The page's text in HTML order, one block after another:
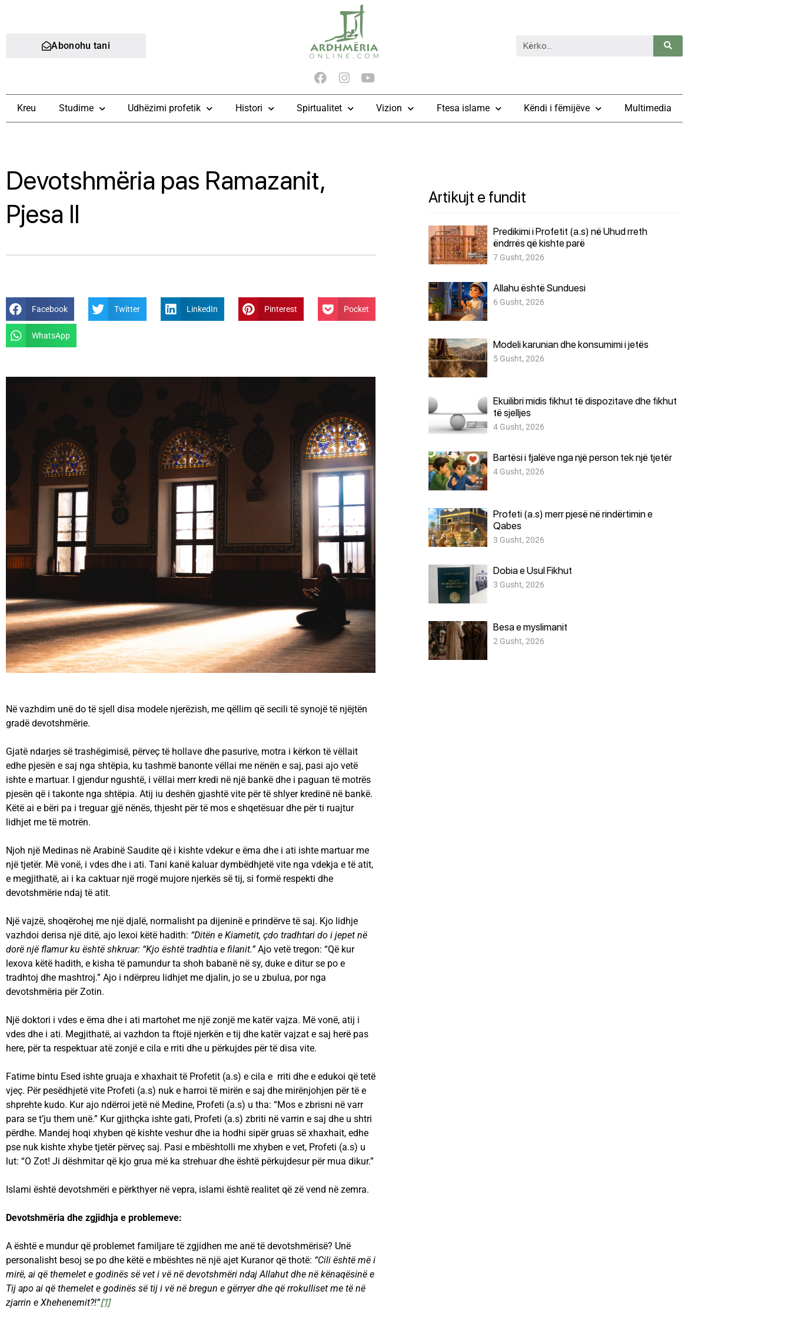
Abonohu tani
Kreu Studime Udhëzimi profetik Histori Spirtualitet Vizion Ftesa islame Këndi i fëmijëve Multimedia
Devotshmëria pas Ramazanit,
Pjesa ll
Facebook Twitter LinkedIn Pinterest Pocket
WhatsApp
Në vazhdim unë do të sjell disa modele njerëzish, me qëllim që secili të synojë të njëjtën
gradë devotshmërie.
Gjatë ndarjes së trashëgimisë, përveç të hollave dhe pasurive, motra i kërkon të vëllait
edhe pjesën e saj nga shtëpia, ku tashmë banonte vëllai me nënën e saj, pasi ajo vetë
ishte e martuar. I gjendur ngushtë, i vëllai merr kredi në një bankë dhe i paguan të motrës
pjesën që i takonte nga shtëpia. Atij iu deshën gjashtë vite për të shlyer kredinë në bankë.
Këtë ai e bëri pa i treguar gjë nënës, thjesht për të mos e shqetësuar dhe për ti ruajtur
lidhjet me të motrën.
Njoh një Medinas në Arabinë Saudite që i kishte vdekur e ëma dhe i ati ishte martuar me
një tjetër. Më vonë, i vdes dhe i ati. Tani kanë kaluar dymbëdhjetë vite nga vdekja e të atit,
e megjithatë, ai i ka caktuar një rrogë mujore njerkës së tij, si formë respekti dhe
devotshmërie ndaj të atit.
Një vajzë, shoqërohej me një djalë, normalisht pa dijeninë e prindërve të saj. Kjo lidhje
vazhdoi derisa një ditë, ajo lexoi këtë hadith: “Ditën e Kiametit, çdo tradhtari do i jepet në
dorë një flamur ku është shkruar: “Kjo është tradhtia e filanit.”Ajo vetë tregon: “Që kur
lexova këtë hadith, e kisha të pamundur ta shoh babanë në sy, duke e ditur se po e
tradhtoj dhe mashtroj.” Ajo i ndërpreu lidhjet me djalin, jo se u zbulua, por nga
devotshmëria për Zotin.
Një doktori i vdes e ëma dhe i ati martohet me një zonjë me katër vajza. Më vonë, atij i
vdes dhe i ati. Megjithatë, ai vazhdon ta ftojë njerkën e tij dhe katër vajzat e saj herë pas
here, për ta respektuar atë zonjë e cila e rriti dhe u përkujdes për të disa vite.
Fatime bintu Esed ishte gruaja e xhaxhait të Profetit (a.s) e cila e rriti dhe e edukoi që tetë
vjeç. Për pesëdhjetë vite Profeti (a.s) nuk e harroi të mirën e saj dhe mirënjohjen për të e
shprehte kudo. Kur ajo ndërroi jetë në Medine, Profeti (a.s) u tha: “Mos e zbrisni në varr
para se t’ju them unë.” Kur gjithçka ishte gati, Profeti (a.s) zbriti në varrin e saj dhe u shtri
përdhe. Mandej hoqi xhyben që kishte veshur dhe ia hodhi sipër gruas së xhaxhait, edhe
pse nuk kishte xhybe tjetër përveç saj. Pasi e mbështolli me xhyben e vet, Profeti (a.s) u
lut: “O Zot! Ji dëshmitar që kjo grua më ka strehuar dhe është përkujdesur për mua dikur.”
Islami është devotshmëri e përkthyer në vepra, islami është realitet që zë vend në zemra.
Devotshmëria dhe zgjidhja e problemeve:
A është e mundur që problemet familjare të zgjidhen me anë të devotshmërisë? Unë
personalisht besoj se po dhe këtë e mbështes në një ajet Kuranor që thotë: “Cili është më i
mirë, ai që themelet e godinës së vet i vë në devotshmëri ndaj Allahut dhe në kënaqësinë e
Tij apo ai që themelet e godinës së tij i vë në bregun e gërryer dhe që rrokulliset me të në
zjarrin e Xhehenemit?!”[1]
Artikujt e fundit
Predikimi i Profetit (a.s) në Uhud rreth
ëndrrës që kishte parë
7 Gusht, 2026
Allahu është Sunduesi
6 Gusht, 2026
Modeli karunian dhe konsumimi i jetës
5 Gusht, 2026
Ekuilibri midis fikhut të dispozitave dhe fikhut
të sjelljes
4 Gusht, 2026
Bartësi i fjalëve nga një person tek një tjetër
4 Gusht, 2026
Profeti (a.s) merr pjesë në rindërtimin e
Qabes
3 Gusht, 2026
Dobia e Usul Fikhut
3 Gusht, 2026
Besa e myslimanit
2 Gusht, 2026